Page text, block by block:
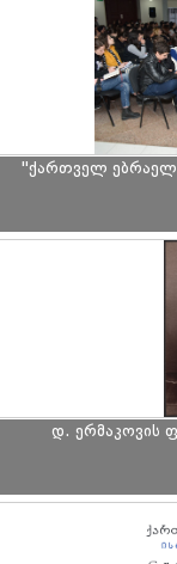
"ქართველ
დ. ერმაკოვის